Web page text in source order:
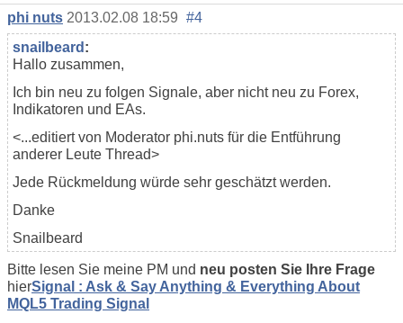
phi nuts 2013.02.08 18:59 #4
snailbeard :
Hallo zusammen,
Ich bin neu zu folgen Signale, aber nicht neu zu Forex,
Indikatoren und EAs.
<...editiert von Moderator phi.nuts für die Entführung
anderer Leute Thread>
Jede Rückmeldung würde sehr geschätzt werden.
Danke
Snailbeard
Bitte lesen Sie meine PM und neu posten Sie Ihre Frage
hierSignal : Ask & Say Anything & Everything About
MQL5 Trading Signal